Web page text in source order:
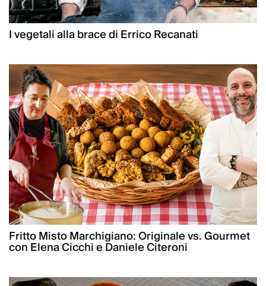
I vegetali alla brace di Errico Recanati
Fritto Misto Marchigiano: Originale vs. Gourmet
con Elena Cicchi e Daniele Citeroni